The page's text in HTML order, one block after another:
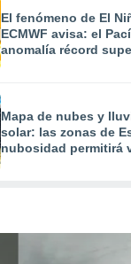
El fenómeno de El
ECMWF avisa: el
anomalía récord
Mapa de nubes y
solar: las zonas de
nubosidad permitirá